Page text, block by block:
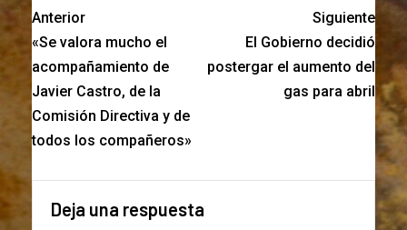
Anterior
«Se valora mucho el
acompañamiento de
Javier Castro, de la
Comisión Directiva y de
todos los compañeros»
Siguiente
El Gobierno decidió
postergar el aumento del
gas para abril
Deja una respuesta